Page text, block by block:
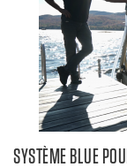
SYSTÈME BLUE